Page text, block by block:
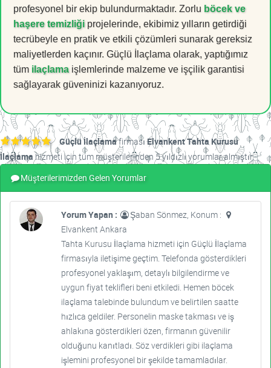
profesyonel bir ekip bulundurmaktadır. Zorlu böcek ve
haşere temizliği projelerinde, ekibimiz yılların getirdiği
tecrübeyle en pratik ve etkili çözümleri sunarak gereksiz
maliyetlerden kaçınır. Güçlü İlaçlama olarak, yaptığımız
tüm ilaçlamaişlemlerinde malzeme ve işçilik garantisi
sağlayarak güveninizi kazanıyoruz.
Güçlü İlaçlamafirmasıElvankent Tahta Kurusu
İlaçlama hizmeti için tüm müşterilerinden 5 yıldızlı yorumlar almıştır.
Müşterilerimizden Gelen Yorumlar
Yorum Yapan :
Şaban Sönmez, Konum :
Elvankent Ankara
Tahta Kurusu İlaçlama hizmeti için Güçlü İlaçlama
firmasıyla iletişime geçtim. Telefonda gösterdikleri
profesyonel yaklaşım, detaylı bilgilendirme ve
uygun fiyat teklifleri beni etkiledi. Hemen böcek
ilaçlama talebinde bulundum ve belirtilen saatte
hızlıca geldiler. Personelin maske takması ve iş
ahlakına gösterdikleri özen, firmanın güvenilir
olduğunu kanıtladı. Söz verdikleri gibi ilaçlama
işlemini profesyonel bir şekilde tamamladılar.